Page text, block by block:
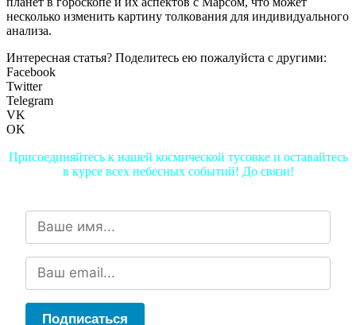
несколько изменить картину толкования для индивидуального
анализа.
Интересная статья? Поделитесь ею пожалуйста с другими:
Facebook
Twitter
Telegram
VK
OK
Присоединяйтесь к нашей космической тусовке и оставайтесь
в курсе всех небесных событий! До связи!
Подписаться